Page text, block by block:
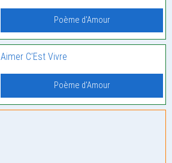
Poème d'Amour
Aimer C’Est Vivre
Poème d'Amour